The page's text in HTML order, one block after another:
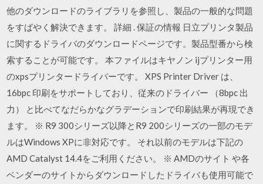
他のダウンロードのライブラリを参照し、製品の一般的な問題
をすばやく解決できます。 詳細 . 保証の情報 日立プリンタ製品
に関するドライバのダウンロードページです。製品型番から検
索することが可能です。 本ファイルはキヤノン ijプリンター用
のxpsプリンタードライバーです。 XPS Printer Driver は、
16bpc 印刷をサポートしており、従来のドライバー （8bpc 出
力） と比べてなだらかなグラデーションで印刷結果が再現でき
ます。 ※ R9 300シリーズ以降とR9 200シリーズの一部のモデ
ルはWindows XPに非対応です。 それ以前のモデルは下記の
AMD Catalyst 14.4をご利用ください。 ※ AMDのサイト や各
ベンダーのサイトからダウンロードしたドライバも使用可能で